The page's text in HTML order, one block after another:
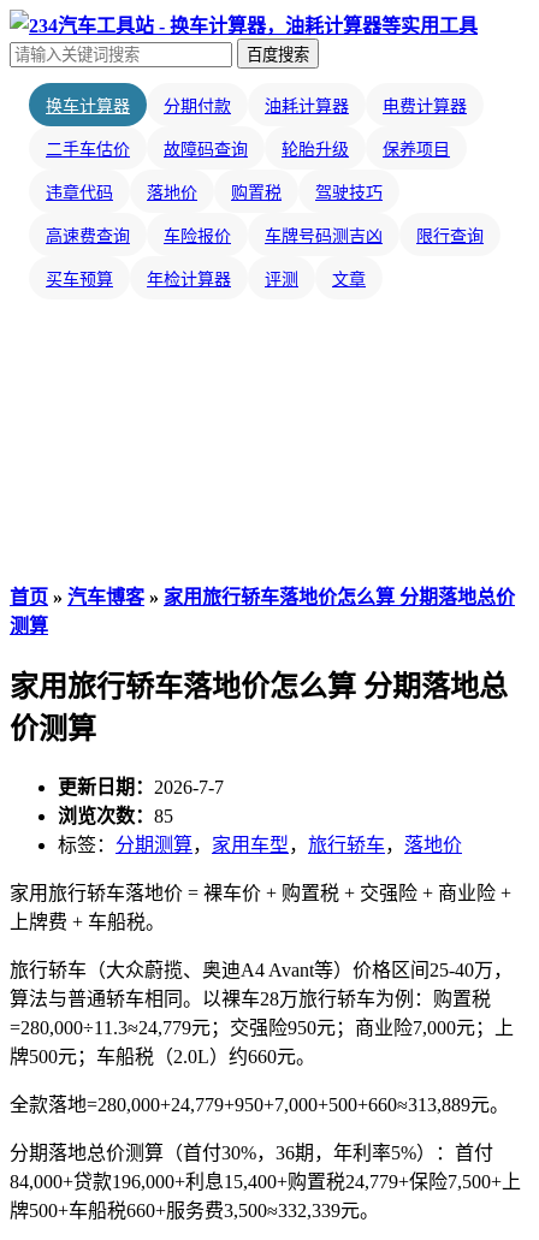
百度搜索
换车计算器 分期付款 油耗计算器 电费计算器
二手车估价 故障码查询 轮胎升级 保养项目
违章代码 落地价 购置税 驾驶技巧
高速费查询 车险报价 车牌号码测吉凶 限行查询
买车预算 年检计算器 评测 文章
首页 » 汽车博客» 家用旅行轿车落地价怎么算 分期落地总价
测算
家用旅行轿车落地价怎么算 分期落地总
价测算
更新日期： 2026-7-7
浏览次数： 85
标签： 分期测算， 家用车型， 旅行轿车， 落地价
家用旅行轿车落地价 = 裸车价 + 购置税 + 交强险 + 商业险 +
上牌费 + 车船税。
旅行轿车（大众蔚揽、奥迪A4 Avant等）价格区间25-40万，
算法与普通轿车相同。以裸车28万旅行轿车为例：购置税
=280,000÷11.3≈24,779元；交强险950元；商业险7,000元；上
牌500元；车船税（2.0L）约660元。
全款落地=280,000+24,779+950+7,000+500+660≈313,889元。
分期落地总价测算（首付30%，36期，年利率5%）：首付
84,000+贷款196,000+利息15,400+购置税24,779+保险7,500+上
牌500+车船税660+服务费3,500≈332,339元。